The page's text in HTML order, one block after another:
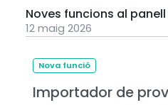
Noves funcions al
12 maig 2026
Nova funció
Importador de